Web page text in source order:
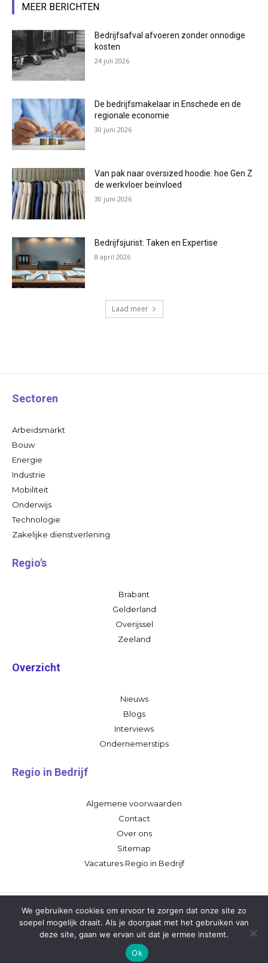
MEER BERICHTEN
Bedrijfsafval afvoeren zonder onnodige
kosten
24 juli 2026
De bedrijfsmakelaar in Enschede en de
regionale economie
30 juni 2026
Van pak naar oversized hoodie: hoe Gen Z
de werkvloer beïnvloed
30 juni 2026
Bedrijfsjurist: Taken en Expertise
8 april 2026
Laad meer
Sectoren
Arbeidsmarkt
Bouw
Energie
Industrie
Mobiliteit
Onderwijs
Technologie
Zakelijke dienstverlening
Regio's
Brabant
Gelderland
Overijssel
Zeeland
Overzicht
Nieuws
Blogs
Interviews
Ondernemerstips
Regio in Bedrijf
Algemene voorwaarden
Contact
Over ons
Sitemap
Vacatures Regio in Bedrijf
We gebruiken cookies om ervoor te zorgen dat onze site zo
soepel mogelijk draait. Als je doorgaat met het gebruiken van
deze site, gaan we ervan uit dat je ermee instemt.
Ok